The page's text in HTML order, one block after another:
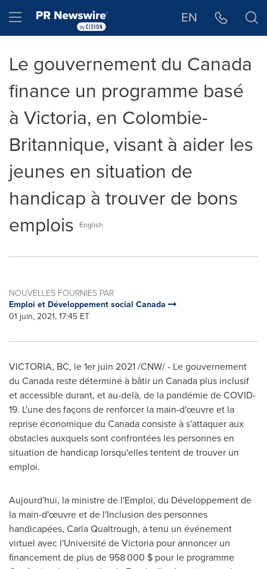
Hamburger menu EN
Le gouvernement du Canada
finance un programme basé
à Victoria, en Colombie-
Britannique, visant à aider les
jeunes en situation de
handicap à trouver de bons
emplois
English
NOUVELLES FOURNIES PAR
Emploi et Développement social Canada
01 juin, 2021, 17:45 ET
VICTORIA, BC, le 1er juin 2021 /CNW/ - Le gouvernement
du Canada reste déterminé à bâtir un Canada plus inclusif
et accessible durant, et au-delà, de la pandémie de COVID-
19. L'une des façons de renforcer la main-d'œuvre et la
reprise économique du Canadaconsiste à s'attaquer aux
obstacles auxquels sont confrontées les personnes en
situation de handicap lorsqu'elles tentent de trouver un
emploi.
Aujourd'hui, la ministre de l'Emploi, du Développement de
la main-d'œuvre et de l'Inclusion des personnes
handicapées, Carla Qualtrough, a tenu un événement
virtuel avec l'Université deVictoria pour annoncer un
financement de plus de 958 000 $ pour le programme